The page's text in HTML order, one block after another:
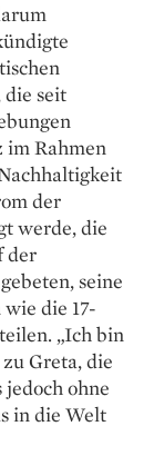
seit
im Rahmen
der
werde, die
der
seine
die 17-
„Ich bin
Greta, die
ohne
in die Welt